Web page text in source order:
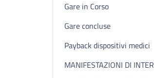
Gare in Corso
Gare concluse
Payback dispositivi medici
MANIFESTAZIONI DI